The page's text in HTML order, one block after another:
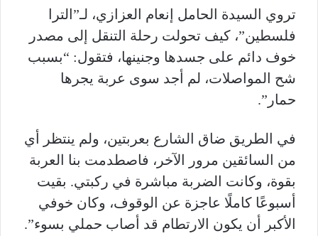
تروي السيدة الحامل إنعام العزازي، لـ”الترا
فلسطين”، كيف تحولت رحلة التنقل إلى مصدر
خوف دائم على جسدها وجنينها، فتقول: “بسبب
شح المواصلات، لم أجد سوى عربة يجرها
حمار”.
في الطريق ضاق الشارع بعربتين، ولم ينتظر أي
من السائقين مرور الآخر، فاصطدمت بنا العربة
بقوة، وكانت الضربة مباشرة في ركبتي. بقيت
أسبوعًا كاملًا عاجزة عن الوقوف، وكان خوفي
الأكبر أن يكون الارتطام قد أصاب حملي بسوء”.